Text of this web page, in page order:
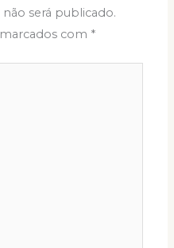
será publicado.
com *